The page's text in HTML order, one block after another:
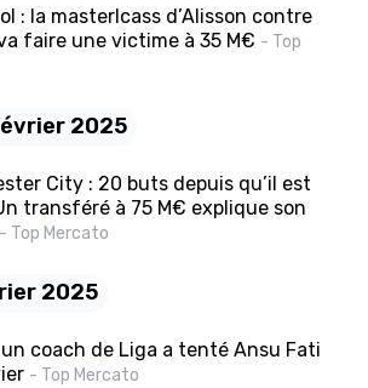
: la masterlcass d’Alisson contre
faire une victime à 35 M€ - Top
2025
City : 20 buts depuis qu’il est
transféré à 75 M€ explique son
- Top Mercato
2025
coach de Liga a tenté Ansu Fati
- Top Mercato